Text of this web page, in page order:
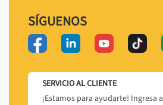
SÍGUENOS
SERVICIO AL CLIENTE
¡Estamos para ayudarte! Ingresa a